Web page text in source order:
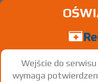
Wejście do
wymaga